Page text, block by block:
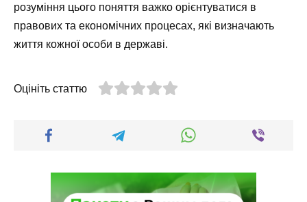
розуміння цього поняття важко орієнтуватися в
правових та економічних процесах, які визначають
життя кожної особи в державі.
Оцініть статтю